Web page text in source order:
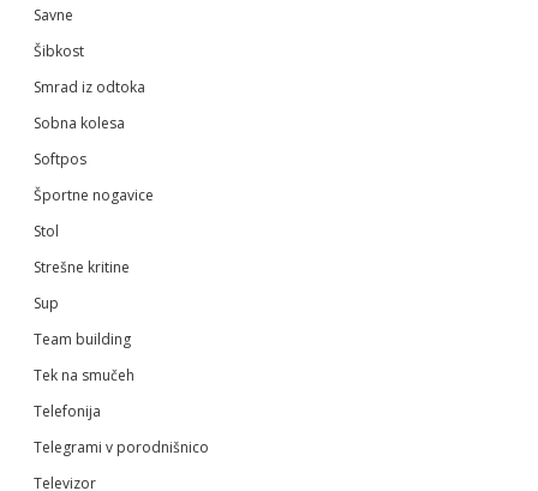
Savne
Šibkost
Smrad iz odtoka
Sobna kolesa
Softpos
Športne nogavice
Stol
Strešne kritine
Sup
Team building
Tek na smučeh
Telefonija
Telegrami v porodnišnico
Televizor